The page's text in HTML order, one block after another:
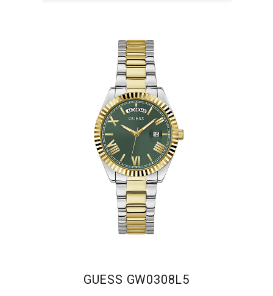
GUESS GW0308L5